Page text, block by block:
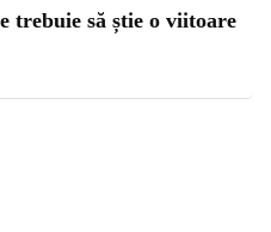
trebuie să știe o viitoare